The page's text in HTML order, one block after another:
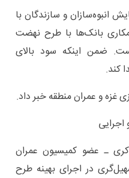
انبوه‌سازان و سازندگان با
بانک‌ها با طرح نهضت
ضمن اینکه سود بالای
کند.
غزه و عمران منطقه خبر داد.
ـ عضو کمیسیون عمران
در اجرای بهینه طرح